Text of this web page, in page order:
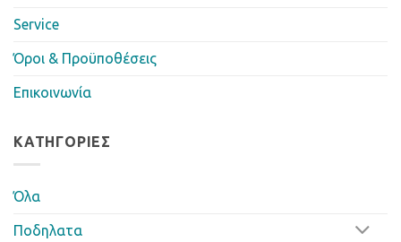
Service
Όροι & Προϋποθέσεις
Επικοινωνία
ΚΑΤΗΓΟΡΊΕΣ
Όλα
Ποδηλατα